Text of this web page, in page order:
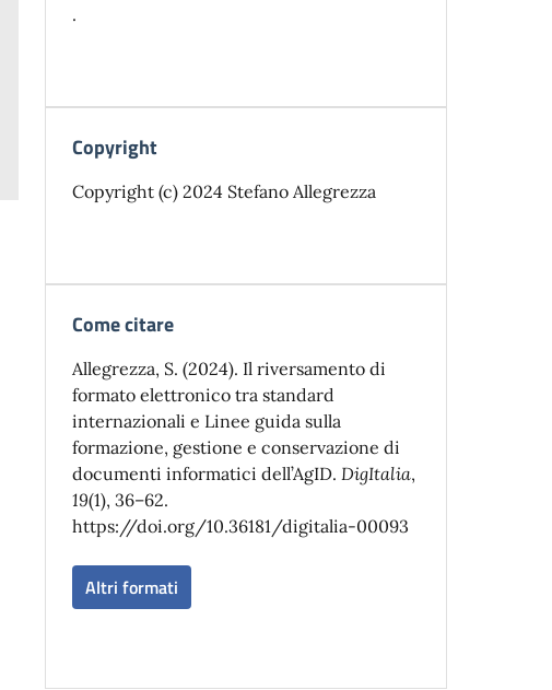
.
Copyright
Copyright (c) 2024 Stefano Allegrezza
Come citare
Allegrezza, S. (2024). Il riversamento di
formato elettronico tra standard
internazionali e Linee guida sulla
formazione, gestione e conservazione di
documenti informatici dell’AgID. DigItalia,
19(1), 36–62.
https://doi.org/10.36181/digitalia-00093
Altri formati